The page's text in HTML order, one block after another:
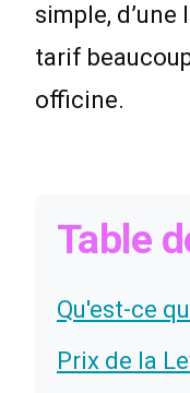
simple, d’une
tarif
officine.
Table
Qu'est-ce
Prix de la